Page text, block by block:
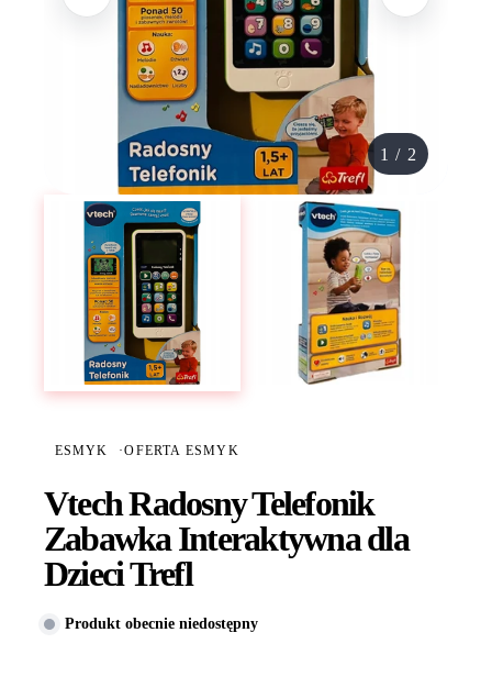
1 / 2
ESMYK ·OFERTA ESMYK
Vtech Radosny Telefonik
Zabawka Interaktywna dla
Dzieci Trefl
Produkt obecnie niedostępny